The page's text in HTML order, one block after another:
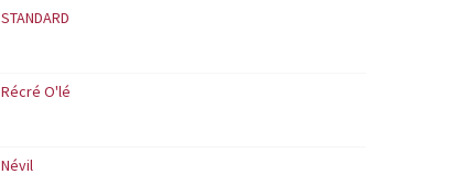
STANDARD
Récré O'lé
Névil